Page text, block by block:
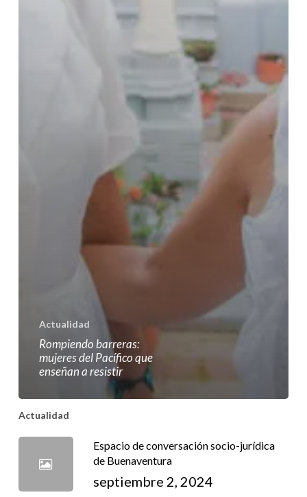
Actualidad
Rompiendo barreras:
mujeres del Pacífico que
enseñan a resistir
Actualidad
Espacio de conversación socio-jurídica
de Buenaventura
septiembre 2, 2024